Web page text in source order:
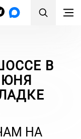
В
НА